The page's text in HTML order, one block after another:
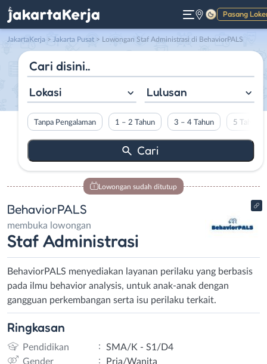
Pasang
Gelap
JakartaKerja > Jakarta Pusat > Lowongan Staf Administrasi di BehaviorPALS
Lokasi Lulusan
Tanpa Pengalaman 1 – 2 Tahun 3 – 4 Tahun 5 Tahun
Lowongan sudah ditutup
BehaviorPALS
membuka lowongan
Staf Administrasi
BehaviorPALS menyediakan layanan perilaku yang berbasis
pada ilmu behavior analysis, untuk anak-anak dengan
gangguan perkembangan serta isu perilaku terkait.
Ringkasan
Pendidikan :
SMA/K - S1/D4
Gender
:
Pria/Wanita